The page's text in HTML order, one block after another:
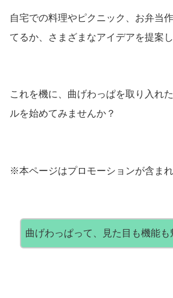
自宅での料理やピクニック、お弁当
てるか、さまざまなアイデアを提案し
これを機に、曲げわっぱを取り入れ
ルを始めてみませんか？
※本ページはプロモーションが含まれ
曲げわっぱって、見た目も機能も